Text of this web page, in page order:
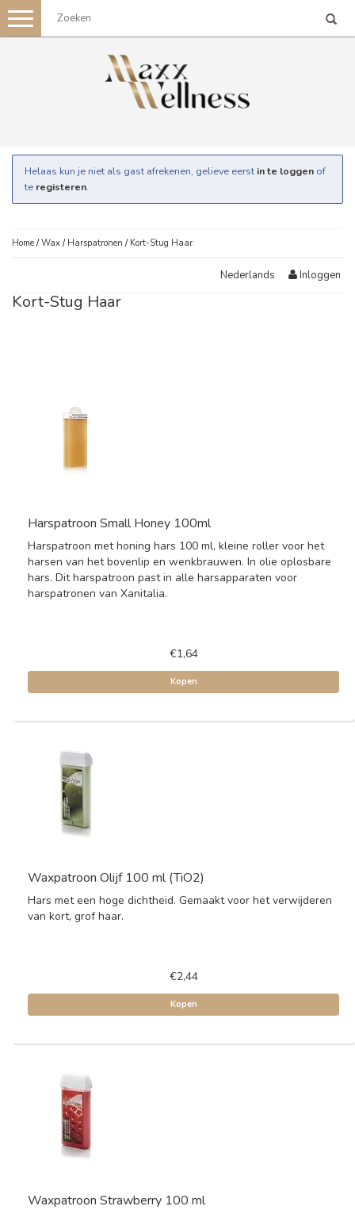
Toggle
navigation
Helaas kun je niet als gast afrekenen, gelieve eerst in te loggen of
te registeren.
Home /Wax / Harspatronen / Kort-Stug Haar
Nederlands Inloggen
Kort-Stug Haar
Harspatroon Small Honey 100ml
Harspatroon met honing hars 100 ml, kleine roller voor het
harsen van het bovenlip en wenkbrauwen. In olie oplosbare
hars. Dit harspatroon past in alle harsapparaten voor
harspatronen van Xanitalia.
€1,64
Kopen
Waxpatroon Olijf 100 ml (TiO2)
Hars met een hoge dichtheid. Gemaakt voor het verwijderen
van kort, grof haar.
€2,44
Kopen
Waxpatroon Strawberry 100 ml